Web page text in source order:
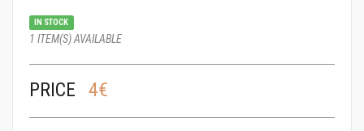
IN STOCK
1 ITEM(S) AVAILABLE
PRICE 4€